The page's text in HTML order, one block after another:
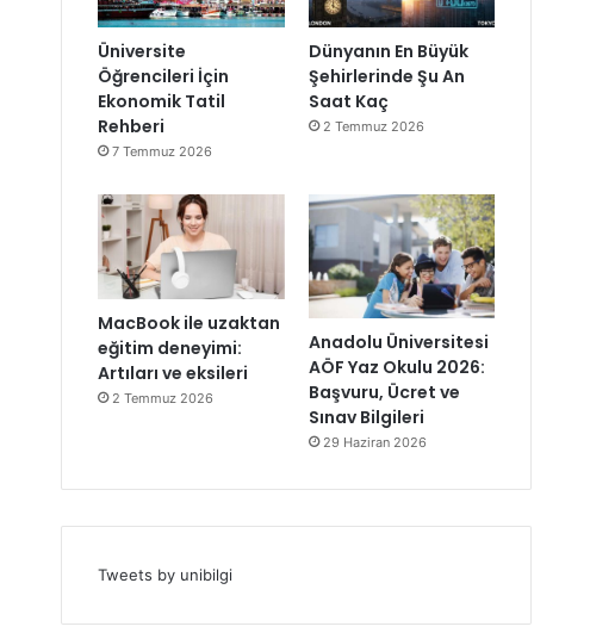
Üniversite
Öğrencileri İçin
Ekonomik Tatil
Rehberi
7 Temmuz 2026
Dünyanın En Büyük
Şehirlerinde Şu An
Saat Kaç
2 Temmuz 2026
MacBook ile uzaktan
eğitim deneyimi:
Artıları ve eksileri
2 Temmuz 2026
Anadolu Üniversitesi
AÖF Yaz Okulu 2026:
Başvuru, Ücret ve
Sınav Bilgileri
29 Haziran 2026
Tweets by unibilgi